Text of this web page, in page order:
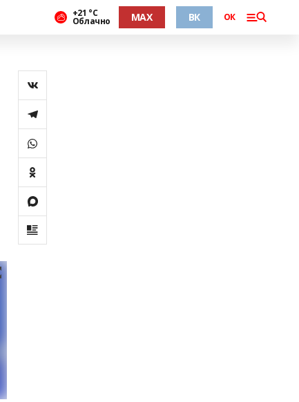
+21 °С
Облачно MAX ВК ОК